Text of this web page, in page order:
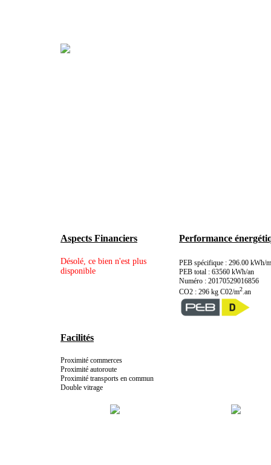
Aspects Financiers
Désolé, ce bien n'est plus
disponible
Performance
PEB spécifique : 296.00 kWh/m
PEB total : 63560 kWh/an
Numéro : 20170529016856
CO2 : 296 kg C02/m2.an
Facilités
Proximité commerces
Proximité autoroute
Proximité transports en commun
Double vitrage